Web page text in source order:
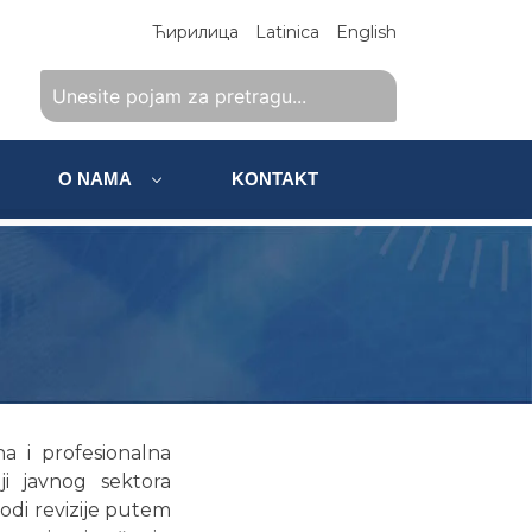
Ћирилица Latinica English
O NAMA KONTAKT
i profesionalna
javnog sektora
revizije putem